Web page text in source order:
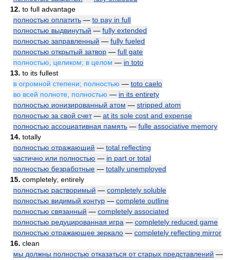
12. to full advantage
полностью оплатить — to pay in full
полностью выдвинутый — fully extended
полностью заправленный — fully fueled
полностью открытый затвор — full gate
полностью, целиком; в целом — in toto
13. to its fullest
в огромной степени; полностью — toto caelo
во всей полноте, полностью — in its entirety
полностью ионизированный атом — stripped atom
полностью за свой счет— at its sole cost and expense
полностью ассоциативная память — fulle associative memory
14. totally
полностью отражающий — total reflecting
частично или полностью — in part or total
полностью безработные — totally unemployed
15. completely; entirely
полностью растворимый — completely soluble
полностью видимый контур — complete outline
полностью связанный — completely associated
полностью редуцированная игра — completely reduced game
полностью отражающее зеркало — completely reflecting mirror
16. clean
мы должны полностью отказаться от старых представлений —